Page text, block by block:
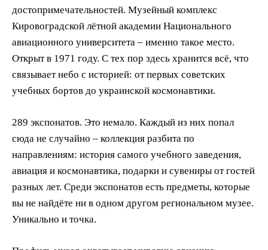
достопримечательностей. Музейный комплекс
Кировоградской лётной академии Национального
авиационного университета – именно такое место.
Открыт в 1971 году. С тех пор здесь хранится всё, что
связывает небо с историей: от первых советских
учебных бортов до украинской космонавтики.
289 экспонатов. Это немало. Каждый из них попал
сюда не случайно – коллекция разбита по
направлениям: история самого учебного заведения,
авиация и космонавтика, подарки и сувениры от гостей
разных лет. Среди экспонатов есть предметы, которые
вы не найдёте ни в одном другом региональном музее.
Уникально и точка.